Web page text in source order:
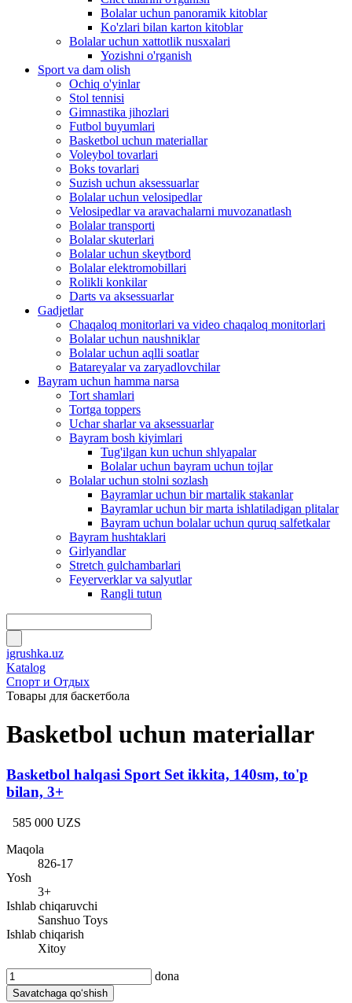
Bolalar uchun panoramik kitoblar
Ko'zlari bilan karton kitoblar
Bolalar uchun xattotlik nusxalari
Yozishni o'rganish
Sport va dam olish
Ochiq o'yinlar
Stol tennisi
Gimnastika jihozlari
Futbol buyumlari
Basketbol uchun materiallar
Voleybol tovarlari
Boks tovarlari
Suzish uchun aksessuarlar
Bolalar uchun velosipedlar
Velosipedlar va aravachalarni muvozanatlash
Bolalar transporti
Bolalar skuterlari
Bolalar uchun skeytbord
Bolalar elektromobillari
Rolikli konkilar
Darts va aksessuarlar
Gadjetlar
Chaqaloq monitorlari va video chaqaloq monitorlari
Bolalar uchun naushniklar
Bolalar uchun aqlli soatlar
Batareyalar va zaryadlovchilar
Bayram uchun hamma narsa
Tort shamlari
Tortga toppers
Uchar sharlar va aksessuarlar
Bayram bosh kiyimlari
Tug'ilgan kun uchun shlyapalar
Bolalar uchun bayram uchun tojlar
Bolalar uchun stolni sozlash
Bayramlar uchun bir martalik stakanlar
Bayramlar uchun bir marta ishlatiladigan plitalar
Bayram uchun bolalar uchun quruq salfetkalar
Bayram hushtaklari
Girlyandlar
Stretch gulchambarlari
Feyerverklar va salyutlar
Rangli tutun
igrushka.uz
Katalog
Спорт и Отдых
Товары для баскетбола
Basketbol uchun materiallar
Basketbol halqasi Sport Set ikkita, 140sm, to'p
bilan, 3+
585 000 UZS
Maqola
826-17
Yosh
3+
Ishlab chiqaruvchi
Sanshuo Toys
Ishlab chiqarish
Xitoy
dona
Savatchaga qo‘shish